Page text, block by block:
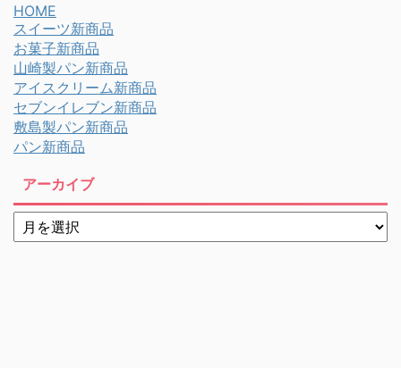
HOME
スイーツ新商品
お菓子新商品
山崎製パン新商品
アイスクリーム新商品
セブンイレブン新商品
敷島製パン新商品
パン新商品
アーカイブ